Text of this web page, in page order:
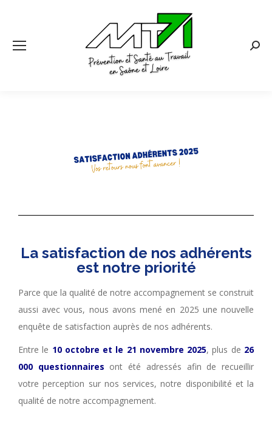
La satisfaction de nos adhérents
est notre priorité
Parce que la qualité de notre accompagnement se construit
aussi avec vous, nous avons mené en 2025 une nouvelle
enquête de satisfaction auprès de nos adhérents.
Entre le 10 octobre et le 21 novembre 2025, plus de 26
000 questionnaires ont été adressés afin de recueillir
votre perception sur nos services, notre disponibilité et la
qualité de notre accompagnement.